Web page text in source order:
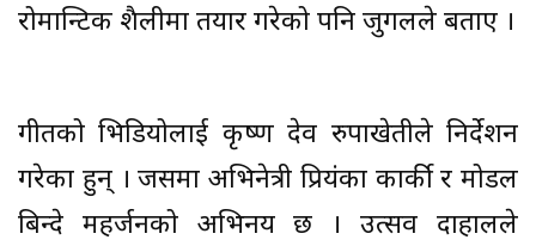
रोमान्टिक शैलीमा तयार गरेको पनि जुगलले बताए ।
गीतको भिडियोलाई कृष्ण देव रुपाखेतीले निर्देशन
गरेका हुन् । जसमा अभिनेत्री प्रियंका कार्की र मोडल
बिन्दे महर्जनको अभिनय छ । उत्सव दाहालले